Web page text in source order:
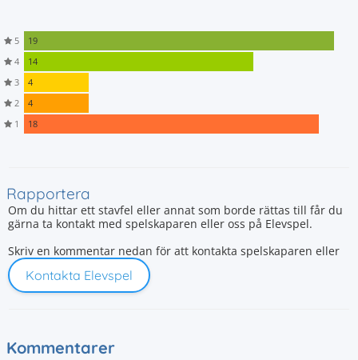
5
19
4
14
3
4
2
4
1
18
Rapportera
Om du hittar ett stavfel eller annat som borde rättas till får du
gärna ta kontakt med spelskaparen eller oss på Elevspel.
Skriv en kommentar nedan för att kontakta spelskaparen eller
Kontakta Elevspel
Kommentarer